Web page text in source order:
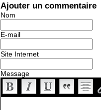
Ajouter un commentaire
Nom
E-mail
Site Internet
Message